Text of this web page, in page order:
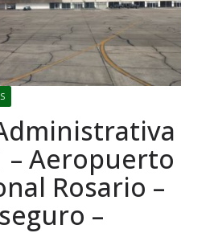
– Aeropuerto
Rosario –
–